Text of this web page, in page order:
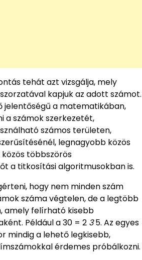
tehát azt vizsgálja, mely
kapjuk az adott számot.
jelentőségű a matematikában,
a számok szerkezetét,
számos területen,
legnagyobb közös
többszörös
a titkosítási algoritmusokban is.
hogy nem minden szám
száma végtelen, de a legtöbb
amely felírható kisebb
Például a 30 = 2 35. Az egyes
mindig a lehető legkisebb,
érdemes próbálkozni.